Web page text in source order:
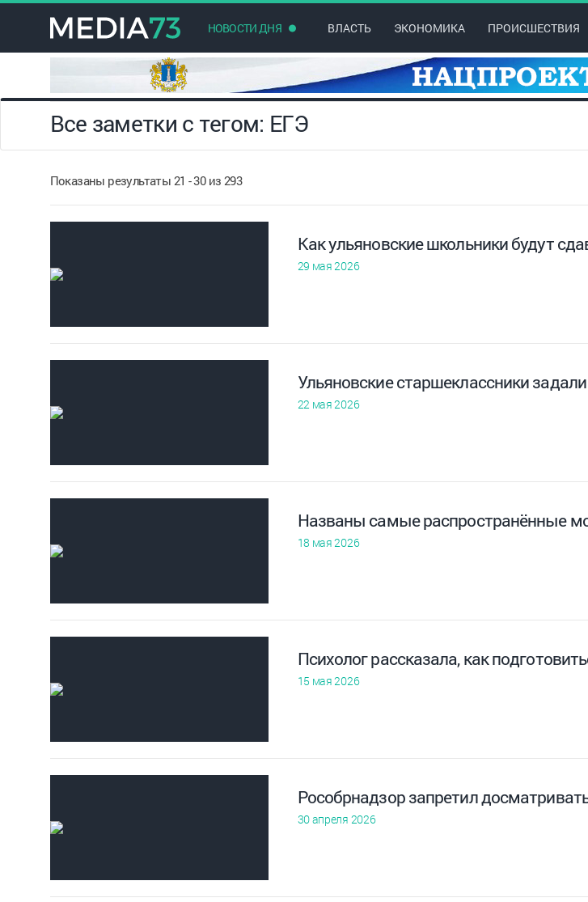
НОВОСТИ ДНЯ ВЛАСТЬ ЭКОНОМИКА ПРОИСШЕСТВИЯ
Все заметки с тегом: ЕГЭ
Показаны результаты 21 - 30 из 293
Как ульяновские школьники будут
29 мая 2026
Ульяновские старшеклассники
22 мая 2026
Названы самые распространённые
18 мая 2026
Психолог рассказала, как
15 мая 2026
Рособрнадзор запретил
30 апреля 2026